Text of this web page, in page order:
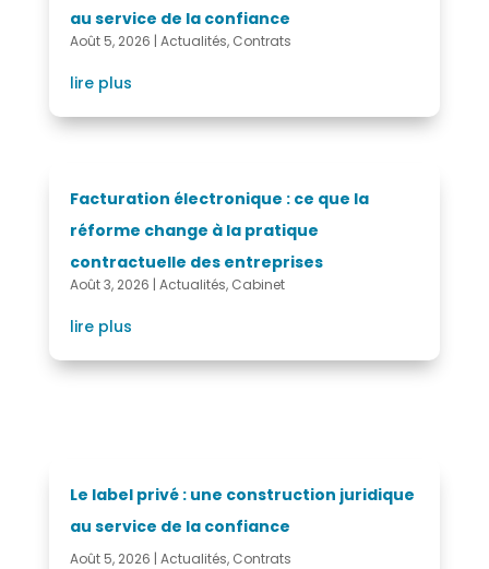
au service de la confiance
Août 5, 2026 Actualités, Contrats
lire plus
Facturation électronique : ce que la
réforme change à la pratique
contractuelle des entreprises
Août 3, 2026 | Actualités, Cabinet
lire plus
Le label privé : une construction juridique
au service de la confiance
Août 5, 2026 | Actualités, Contrats